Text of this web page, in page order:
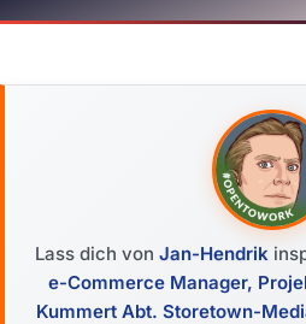
Lass dich von Jan-Hendrik
e-Commerce Manager,
Kummert Abt. Storetown-